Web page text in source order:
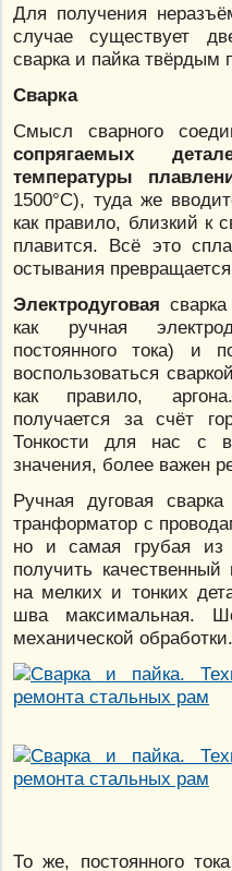
Для получения
случае существует
сварка и пайка твёрдым
Сварка
Смысл сварного
сопрягаемых
температуры
1500°С), туда же
как правило, близкий к
плавится. Всё это
остывания
Электродуговая
как ручная
постоянного тока) и
воспользоваться
как правило,
получается за счёт
Тонкости для нас с
значения, более важен
Ручная дуговая
транформатор с
но и самая грубая из
получить
на мелких и тонких
шва максимальная.
механической обработки.
То же, постоянного